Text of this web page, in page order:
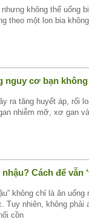
nhưng không thể
theo một lon bia
nguy cơ bạn
ra tăng huyết áp, rối
nhiễm mỡ, xơ gan
Cách để vẫn
không chỉ là ăn
Tuy nhiên, không
cồn